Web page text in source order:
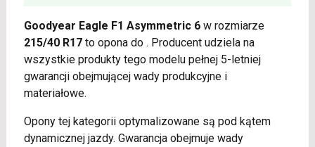
Goodyear Eagle F1 Asymmetric 6w rozmiarze
215/40 R17to opona do . Producent udziela na
wszystkie produkty tego modelu pełnej 5-letniej
gwarancji obejmującej wady produkcyjne i
materiałowe.
Opony tej kategorii optymalizowane są pod kątem
dynamicznej jazdy. Gwarancja obejmuje wady